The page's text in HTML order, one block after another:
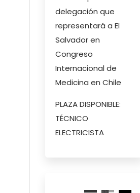
delegación que
representará a El
Salvador en
Congreso
Internacional de
Medicina en Chile
PLAZA DISPONIBLE:
TÉCNICO
ELECTRICISTA